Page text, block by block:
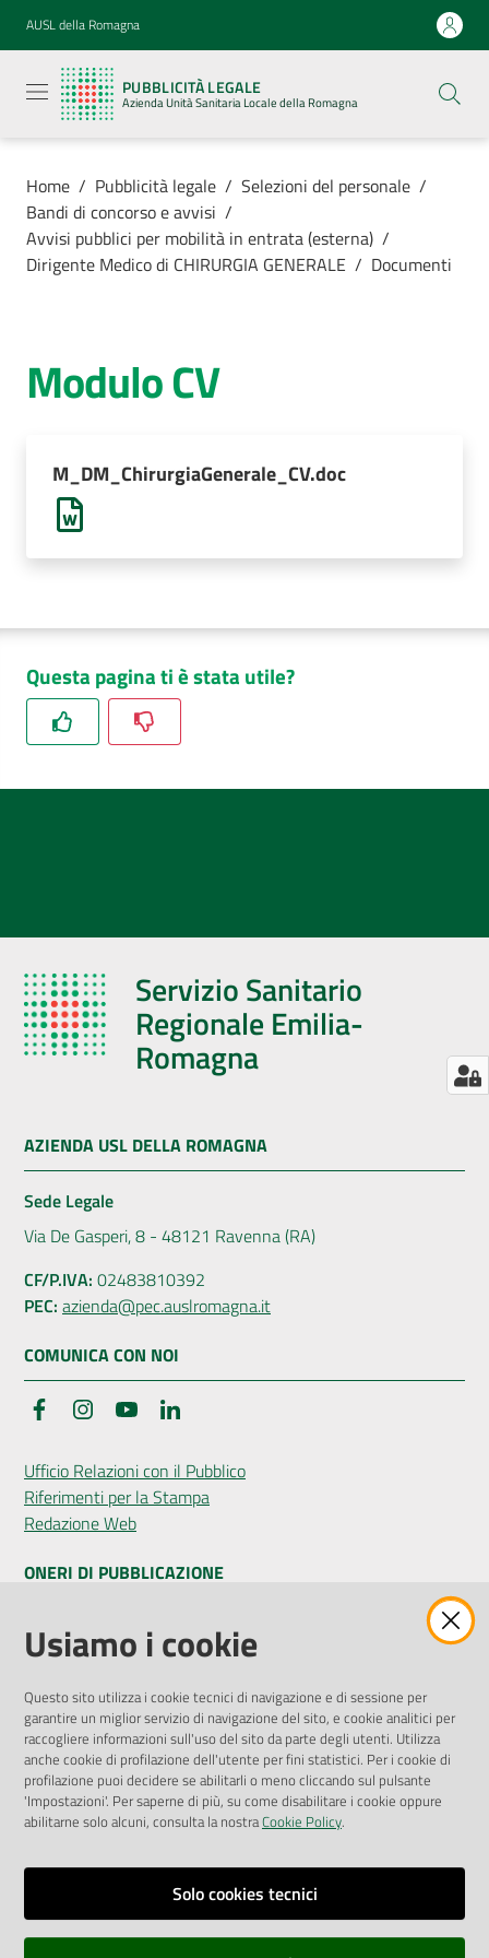
Vai al contenuto
Vai alla navigazione
Vai al footer
AUSL della Romagna
PUBBLICITÀ LEGALE
Azienda Unità Sanitaria Locale della Romagna
legale
Azienda
Unità
Locale della
Servizi
AUSL
Home / Pubblicità legale / Selezioni del personale /
Bandi di concorso e avvisi /
Avvisi pubblici per mobilità in entrata (esterna) /
Dirigente Medico di CHIRURGIA GENERALE / Documenti
Modulo CV
M_DM_ChirurgiaGenerale_CV.doc
Questa pagina ti è stata utile?
Servizio Sanitario
Regionale Emilia-
Romagna
AZIENDA USL DELLA ROMAGNA
Sede Legale
Via De Gasperi, 8 - 48121 Ravenna (RA)
CF/P.IVA: 02483810392
PEC: azienda@pec.auslromagna.it
COMUNICA CON NOI
FacebookInstagramYouTube
Ufficio Relazioni con il Pubblico
Riferimenti per la Stampa
Redazione Web
ONERI DI PUBBLICAZIONE
Amministrazione Trasparente
Pubblicità legale
Privacy Policy
Attuazione Misure PNRR
Liste di Attesa
ENTI, IMPRESE E PARTNER
Fatturazione Elettronica
Richiesta Patrocinio
Usiamo i cookie
Questo sito utilizza i cookie tecnici di navigazione e di sessione per
garantire un miglior servizio di navigazione del sito, e cookie analitici per
raccogliere informazioni sull'uso del sito da parte degli utenti. Utilizza
anche cookie di profilazione dell'utente per fini statistici. Per i cookie di
profilazione puoi decidere se abilitarli o meno cliccando sul pulsante
'Impostazioni'. Per saperne di più, su come disabilitare i cookie oppure
abilitarne solo alcuni, consulta la nostraCookie Policy.
Solo cookies tecnici